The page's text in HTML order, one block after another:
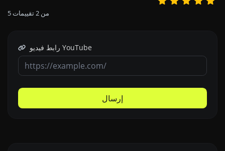
5 من 2تقييمات
رابط فيديو YouTube
إرسال